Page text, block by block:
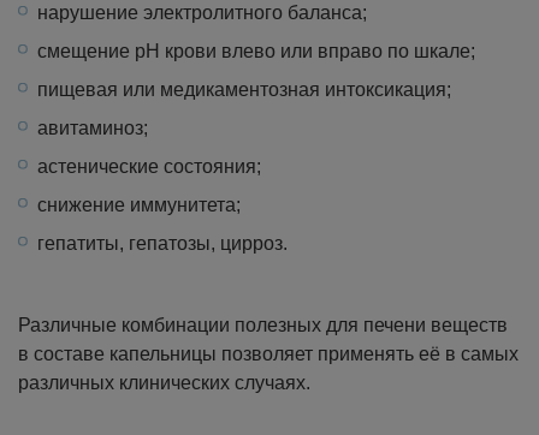
нарушение электролитного баланса;
смещение рН крови влево или вправо по шкале;
пищевая или медикаментозная интоксикация;
авитаминоз;
астенические состояния;
снижение иммунитета;
гепатиты, гепатозы, цирроз.
Различные комбинации полезных для печени веществ
в составе капельницы позволяет применять её в самых
различных клинических случаях.